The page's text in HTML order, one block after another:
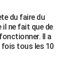
du faire du
il ne fait que de
Il a
tous les 10